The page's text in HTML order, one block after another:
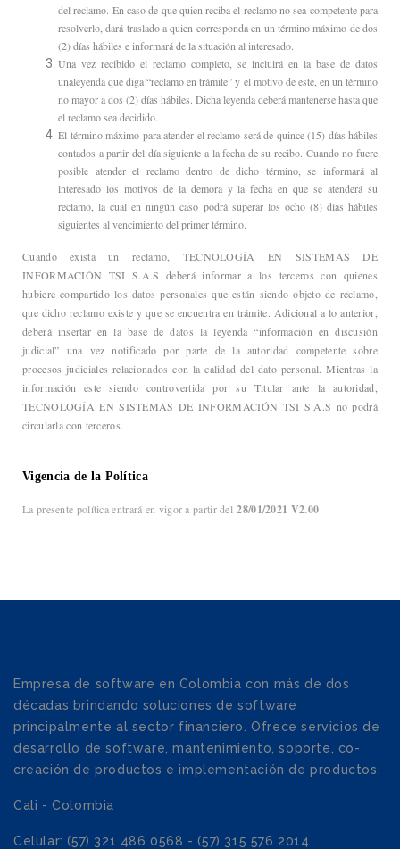
del reclamo. En caso de que quien reciba el reclamo no sea competente para
resolverlo, dará traslado a quien corresponda en un término máximo de dos
(2) días hábiles e informará de la situación al interesado.
Una vez recibido el reclamo completo, se incluirá en la base de datos
unaleyenda que diga “reclamo en trámite” y el motivo de este, en un término
no mayor a dos (2) días hábiles. Dicha leyenda deberá mantenerse hasta que
el reclamo sea decidido.
El término máximo para atender el reclamo será de quince (15) días hábiles
contados a partir del día siguiente a la fecha de su recibo. Cuando no fuere
posible atender el reclamo dentro de dicho término, se informará al
interesado los motivos de la demora y la fecha en que se atenderá su
reclamo, la cual en ningún caso podrá superar los ocho (8) días hábiles
siguientes al vencimiento del primer término.
Cuando exista un reclamo, TECNOLOGÍA EN SISTEMAS DE
INFORMACIÓN TSI S.A.S deberá informar a los terceros con quienes
hubiere compartido los datos personales que están siendo objeto de reclamo,
que dicho reclamo existe y que se encuentra en trámite. Adicional a lo anterior,
deberá insertar en la base de datos la leyenda “información en discusión
judicial” una vez notificado por parte de la autoridad competente sobre
procesos judiciales relacionados con la calidad del dato personal. Mientras la
información este siendo controvertida por su Titular ante la autoridad,
TECNOLOGÍA EN SISTEMAS DE INFORMACIÓN TSI S.A.S no podrá
circularla con terceros.
Vigencia de la Política
La presente política entrará en vigor a partir del28/01/2021 V2.00
Empresa de software en Colombia con más de dos
décadas brindando soluciones de software
principalmente al sector financiero. Ofrece servicios de
desarrollo de software, mantenimiento, soporte, co-
creación de productos e implementación de productos.
Cali - Colombia
Celular: (57) 321 486 0568 - (57) 315 576 2014